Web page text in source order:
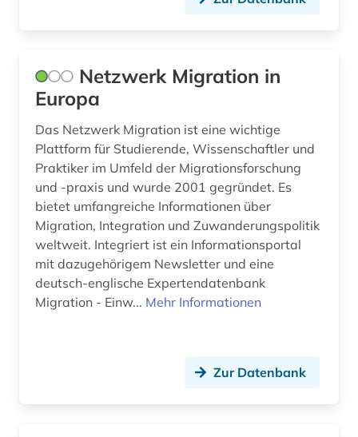
internationales handelsrecht (1)
interview (1)
invasive arten (1)
islam (1)
island (1)
jahrbuch (1)
japan (2)
Netzwerk Migration in
Europa
Das Netzwerk Migration ist eine wichtige
Plattform für Studierende, Wissenschaftler und
Praktiker im Umfeld der Migrationsforschung
und -praxis und wurde 2001 gegründet. Es
bietet umfangreiche Informationen über
Migration, Integration und Zuwanderungspolitik
weltweit. Integriert ist ein Informationsportal
mit dazugehörigem Newsletter und eine
deutsch-englische Expertendatenbank
Migration - Einw... Mehr Informationen
Zur Datenbank